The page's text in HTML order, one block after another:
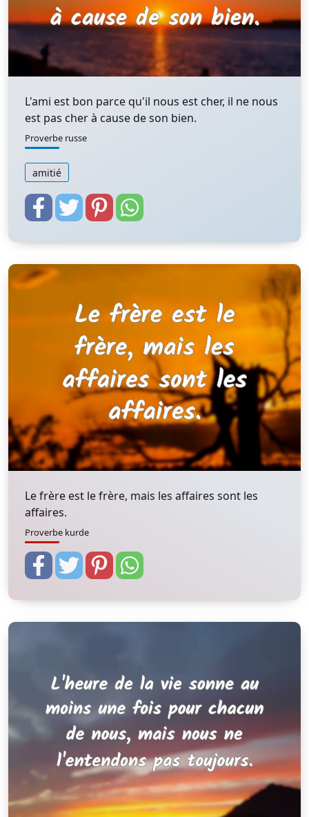
L'ami est bon parce qu'il nous est cher, il ne nous
est pas cher à cause de son bien.
Proverbe russe
amitié
Le frère est le frère, mais les affaires sont les
affaires.
Proverbe kurde